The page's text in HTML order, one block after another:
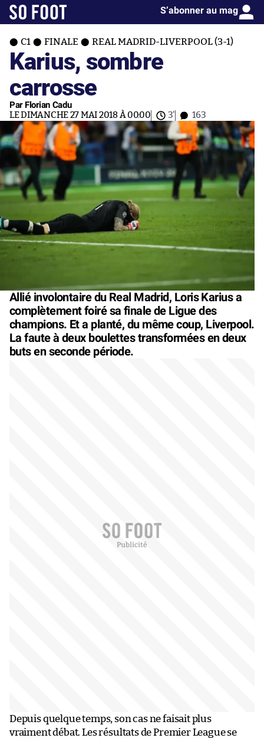
S’abonner au mag
C1 FINALE REAL MADRID-LIVERPOOL (3-1)
Karius, sombre
carrosse
Par Florian Cadu
LE DIMANCHE 27 MAI 2018 À 00:00 3' 163
Allié involontaire du Real Madrid, Loris Karius a
complètement foiré sa finale de Ligue des
champions. Et a planté, du même coup, Liverpool.
La faute à deux boulettes transformées en deux
buts en seconde période.
Depuis quelque temps, son cas ne faisait plus
vraiment débat. Les résultats de Premier League se